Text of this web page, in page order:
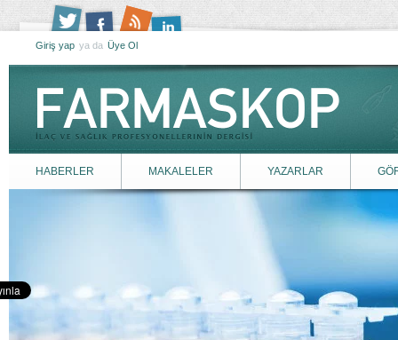
Giriş yap ya da Üye Ol
HABERLER MAKALELER YAZARLAR